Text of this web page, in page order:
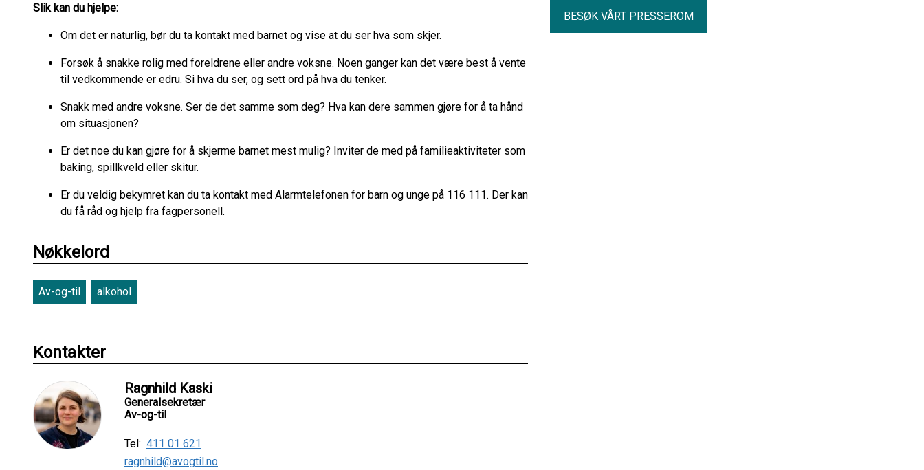
Slik kan du hjelpe:
Om det er naturlig, bør du ta kontakt med barnet og vise at du ser hva som skjer.
Forsøk å snakke rolig med foreldrene eller andre voksne. Noen ganger kan det være best å vente
til vedkommende er edru. Si hva du ser, og sett ord på hva du tenker.
Snakk med andre voksne. Ser de det samme som deg? Hva kan dere sammen gjøre for å ta hånd
om situasjonen?
Er det noe du kan gjøre for å skjerme barnet mest mulig? Inviter de med på familieaktiviteter som
baking, spillkveld eller skitur.
Er du veldig bekymret kan du ta kontakt med Alarmtelefonen for barn og unge på 116 111. Der kan
du få råd og hjelp fra fagpersonell.
Nøkkelord
Av-og-til alkohol
Kontakter
Ragnhild Kaski
Generalsekretær
Av-og-til
Tel: 411 01 621
ragnhild@avogtil.no
BESØK VÅRT PRESSEROM